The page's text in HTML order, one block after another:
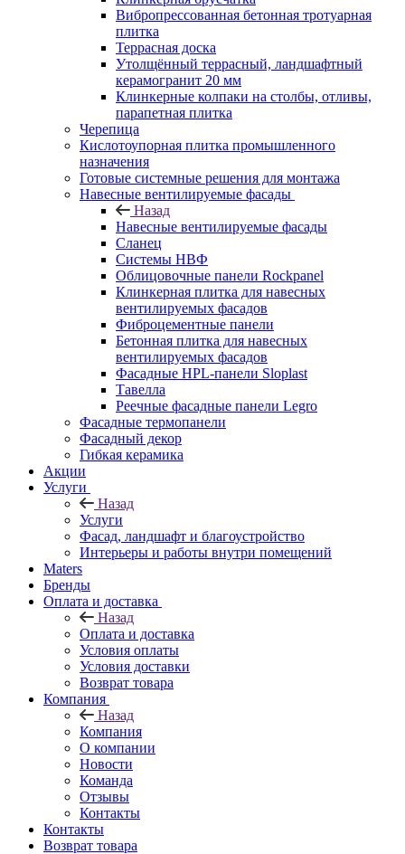
Вибропрессованная бетонная тротуарная
плитка
Террасная доска
Утолщённый террасный, ландшафтный
керамогранит 20 мм
Клинкерные колпаки на столбы, отливы,
парапетная плитка
Черепица
Кислотоупорная плитка промышленного
назначения
Готовые системные решения для монтажа
Навесные вентилируемые фасады
Назад
Навесные вентилируемые фасады
Сланец
Системы НВФ
Облицовочные панели Rockpanel
Клинкерная плитка для навесных
вентилируемых фасадов
Фиброцементные панели
Бетонная плитка для навесных
вентилируемых фасадов
Фасадные HPL-панели Sloplast
Тавелла
Реечные фасадные панели Legro
Фасадные термопанели
Фасадный декор
Гибкая керамика
Акции
Услуги
Назад
Услуги
Фасад, ландшафт и благоустройство
Интерьеры и работы внутри помещений
Maters
Бренды
Оплата и доставка
Назад
Оплата и доставка
Условия оплаты
Условия доставки
Возврат товара
Компания
Назад
Компания
О компании
Новости
Команда
Отзывы
Контакты
Контакты
Возврат товара